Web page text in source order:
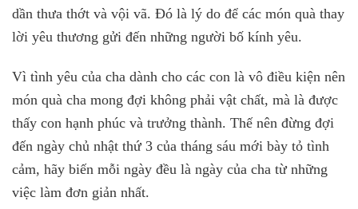
dần thưa thớt và vội vã. Đó là lý do để các món quà thay
lời yêu thương gửi đến những người bố kính yêu.
Vì tình yêu của cha dành cho các con là vô điều kiện nên
món quà cha mong đợi không phải vật chất, mà là được
thấy con hạnh phúc và trưởng thành. Thế nên đừng đợi
đến ngày chủ nhật thứ 3 của tháng sáu mới bày tỏ tình
cảm, hãy biến mỗi ngày đều là ngày của cha từ những
việc làm đơn giản nhất.